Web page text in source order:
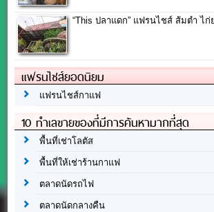
“This ปลาแดก” แฟรนไชส์ ส้มตำ ไก่
แฟรนไชส์ยอดนิยม
แฟรนไชส์กาแฟ
10 ทำเลขายของที่มีการค้นหามากที่สุด
พื้นที่เช่าโลตัส
พื้นที่ให้เช่าร้านกาแฟ
ตลาดนัดรถไฟ
ตลาดนัดกลางคืน